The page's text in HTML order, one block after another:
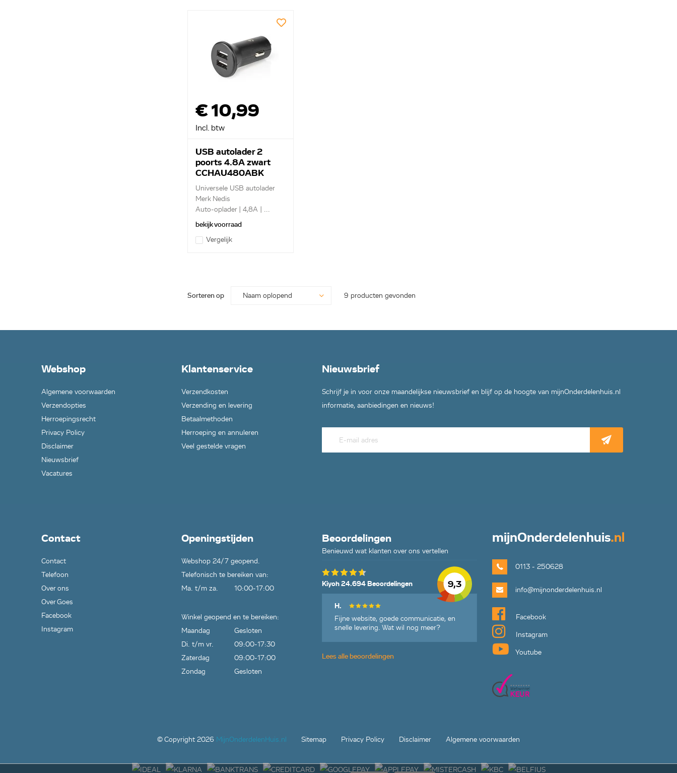
€ 10,99
Incl. btw
USB autolader 2
poorts 4.8A zwart
CCHAU480ABK
Universele USB autolader
Merk Nedis
Auto-oplader | 4,8A | ...
bekijk voorraad
Vergelijk
Sorteren op 9 producten gevonden
Webshop
Algemene voorwaarden
Verzendopties
Herroepingsrecht
Privacy Policy
Disclaimer
Nieuwsbrief
Vacatures
Klantenservice
Verzendkosten
Verzending en levering
Betaalmethoden
Herroeping en annuleren
Veel gestelde vragen
Nieuwsbrief
Schrijf je in voor onze maandelijkse nieuwsbrief en blijf op de hoogte van mijnOnderdelenhuis.nl
informatie, aanbiedingen en nieuws!
Contact
Contact
Telefoon
Over ons
Over Goes
Facebook
Instagram
Openingstijden
Webshop 24/7 geopend.
Telefonisch te bereiken van:
Ma. t/m za.
10:00-17:00
Winkel geopend en te bereiken:
Maandag
Gesloten
Di. t/m vr.
09:00-17:30
Zaterdag
09:00-17:00
Zondag
Gesloten
Beoordelingen
Benieuwd wat klanten over ons vertellen
9,3
Kiyoh 24.694 Beoordelingen
H.
Fijne website, goede communicatie, en
snelle levering. Wat wil nog meer?
Lees alle beoordelingen
mijnOnderdelenhuis.nl
0113 - 250628
info@mijnonderdelenhuis.nl
Facebook
Instagram
Youtube
© Copyright 2026 MijnOnderdelenHuis.nl Sitemap Privacy Policy Disclaimer Algemene voorwaarden